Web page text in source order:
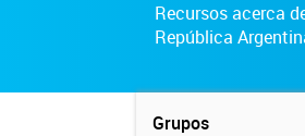
Recursos acerca
República
Grupos